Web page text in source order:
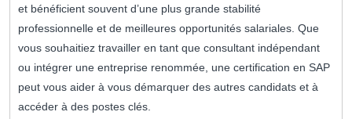
et bénéficient souvent d’une plus grande stabilité
professionnelle et de meilleures opportunités salariales. Que
vous souhaitiez travailler en tant que consultant indépendant
ou intégrer une entreprise renommée, une certification en SAP
peut vous aider à vous démarquer des autres candidats et à
accéder à des postes clés.